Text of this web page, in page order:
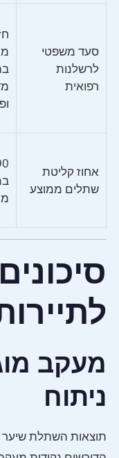
סעד משפטי
לרשלנות
רפואית
אחוז קליטת
שתלים ממוצע
מעקב
ניתוח